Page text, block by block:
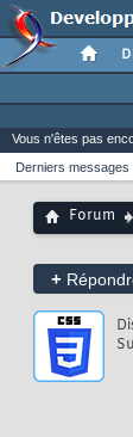
Vous n'êtes pas
Derniers messages
Forum
+